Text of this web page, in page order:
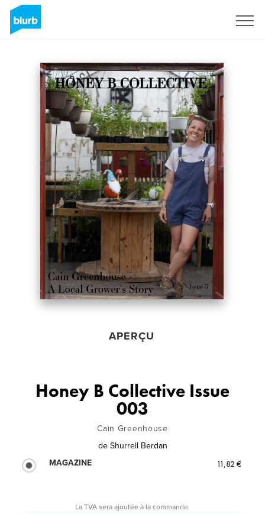
APERÇU
Honey B Collective Issue
003
Cain Greenhouse
de Shurrell Berdan
MAGAZINE
11,82 €
La TVA sera ajoutée à la commande.